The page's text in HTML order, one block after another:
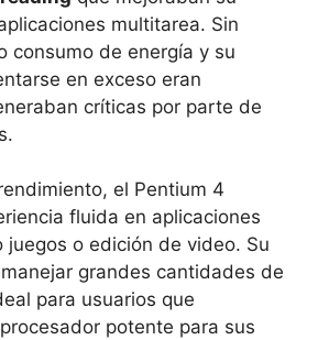
multitarea. Sin
consumo de energía y su
en exceso eran
críticas por parte de
el Pentium 4
fluida en aplicaciones
juegos o edición de video. Su
grandes cantidades de
para usuarios que
potente para sus